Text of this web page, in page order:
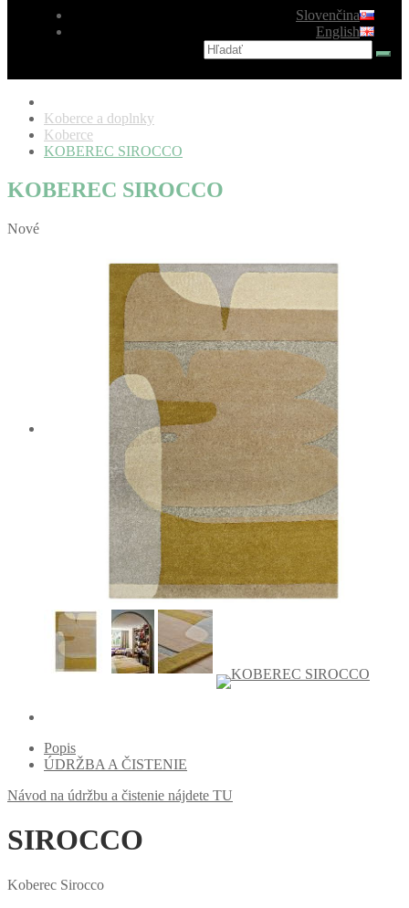
Slovenčina
English
Koberce a doplnky
Koberce
KOBEREC SIROCCO
KOBEREC SIROCCO
Nové
Popis
ÚDRŽBA A ČISTENIE
Návod na údržbu a čistenie nájdete TU
SIROCCO
Koberec Sirocco